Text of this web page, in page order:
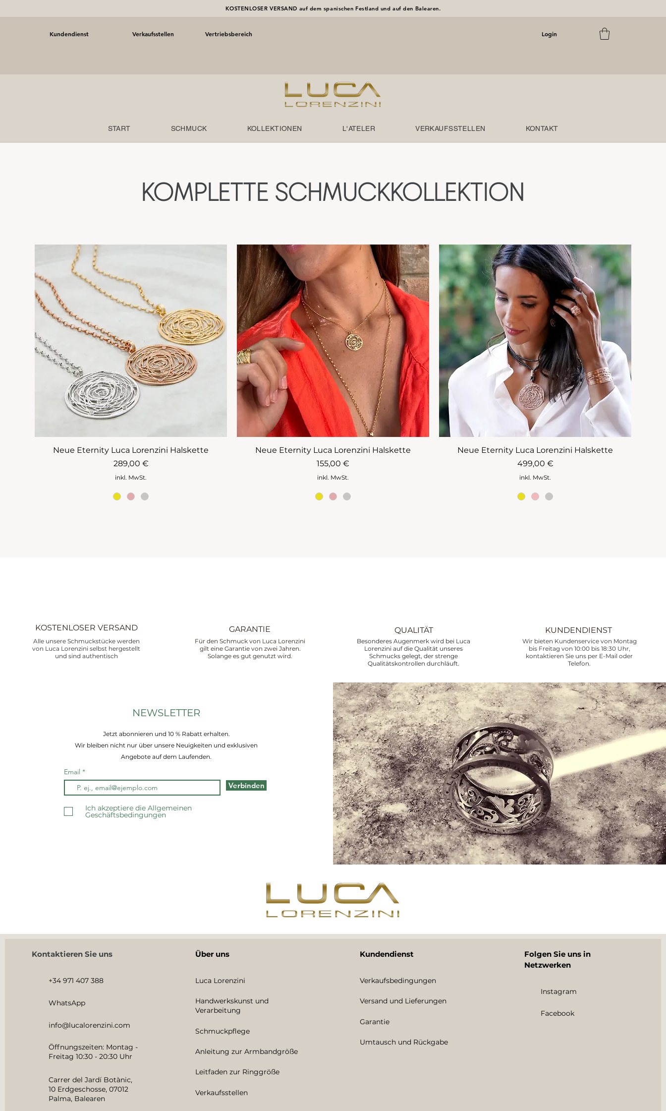
KOSTENLOSER VERSAND auf dem spanischen Festland und auf den Balearen.
Kundendienst Verkaufsstellen Vertriebsbereich Login
START SCHMUCK KOLLEKTIONEN L'ATELER VERKAUFSSTELLEN KONTAKT
KOMPLETTE SCHMUCKKOLLEKTION
Neue Eternity Luca Lorenzini Halskette
Preis
289,00 €
inkl. MwSt.
Neue Eternity Luca Lorenzini Halskette
Preis
155,00 €
inkl. MwSt.
Neue Eternity Luca Lorenzini Halskette
Preis
499,00 €
inkl. MwSt.
KOSTENLOSER VERSAND
Alle unsere Schmuckstücke werden
von Luca Lorenzini selbst hergestellt
und sind authentisch
GARANTIE
Für den Schmuck von Luca Lorenzini
gilt eine Garantie von zwei Jahren.
Solange es gut genutzt wird.
QUALITÄT
Besonderes Augenmerk wird bei Luca
Lorenzini auf die Qualität unseres
Schmucks gelegt, der strenge
Qualitätskontrollen durchläuft.
KUNDENDIENST
Wir bieten Kundenservice von Montag
bis Freitag von 10:00 bis 18:30 Uhr,
kontaktieren Sie uns per E-Mail oder
Telefon.
NEWSLETTER
Jetzt abonnieren und 10 % Rabatt erhalten.
Wir bleiben nicht nur über unsere Neuigkeiten und exklusiven
Angebote auf dem Laufenden.
Email
Verbinden
Ich akzeptiere die Allgemeinen
Geschäftsbedingungen
Kontaktieren Sie uns
+34 971 407 388
WhatsApp
info@lucalorenzini.com
Öffnungszeiten: Montag -
Freitag 10:30 - 20:30 Uhr
Carrer del Jardí Botànic,
10 Erdgeschosse, 07012
Palma, Balearen
Über uns
Luca Lorenzini
Handwerkskunst und
Verarbeitung
Schmuckpflege
Anleitung zur Armbandgröße
Leitfaden zur Ringgröße
Verkaufsstellen
Kundendienst
Verkaufsbedingungen
Versand und Lieferungen
Garantie
Umtausch und Rückgabe
Folgen Sie uns in
Netzwerken
Instagram
Facebook